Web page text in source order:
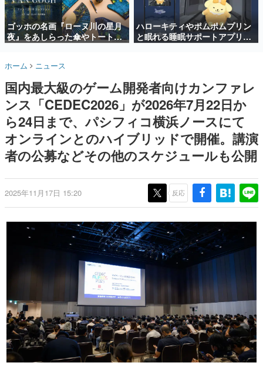
新世代に訊く
これからのデジタルゲーム市場を担う若きクリエイター達
の姿を追い、彼らのルーツと情熱を探っていきます。
ゲームに多大な影響を受けた作家さんに取材し、ゲームが
日本のコンテンツ産業やカルチャーに与えた影響を探る企
画です。
日本モバイルゲーム産業史
日本のモバイルゲーム史における主要なトピック・タイト
ルを網羅するほか、開発者へのインタビューや識者による
解説を掲載。約20年の歴史が一望できる決定版！
若ゲのいたり〜ゲームクリエイターの青春〜
一先生によるゲーム業界レポートマンガです。
なんでゲームは面白い？
具体的な形から解き明かしていく、硬派で骨太な評論連載
です。
ゲームが変えた日本語
「経験値」「裏技」「ラスボス」… ゲームにまつわる言葉
の起源や用法の変遷を、コンピューター文化史研究家・タ
イニーP氏が徹底調査。
カテゴリ
特集記事
ゴッホの名画『ローヌ川の星月
夜』をあしらった傘やトートバ
ッグなどが登場。8月7日21時よ
ハローキティやポムポムプリン
と眠れる睡眠サポートアプリ
『ゆめたび』が配信中。キャラ
ホーム ニュース
国内最大級のゲーム開発者向けカンファレ
ンス「CEDEC2026」が2026年7月22日か
ら24日まで、パシフィコ横浜ノースにて
オンラインとのハイブリッドで開催。講演
者の公募などその他のスケジュールも公開
2025年11月17日 15:20 反応